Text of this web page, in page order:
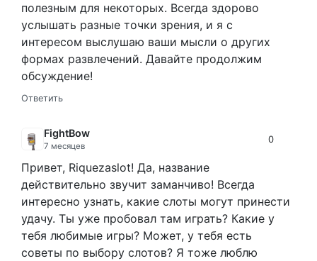
полезным для некоторых. Всегда здорово
услышать разные точки зрения, и я с
интересом выслушаю ваши мысли о других
формах развлечений. Давайте продолжим
обсуждение!
Ответить
FightBow
7 месяцев
0
Привет, Riquezaslot! Да, название
действительно звучит заманчиво! Всегда
интересно узнать, какие слоты могут принести
удачу. Ты уже пробовал там играть? Какие у
тебя любимые игры? Может, у тебя есть
советы по выбору слотов? Я тоже люблю